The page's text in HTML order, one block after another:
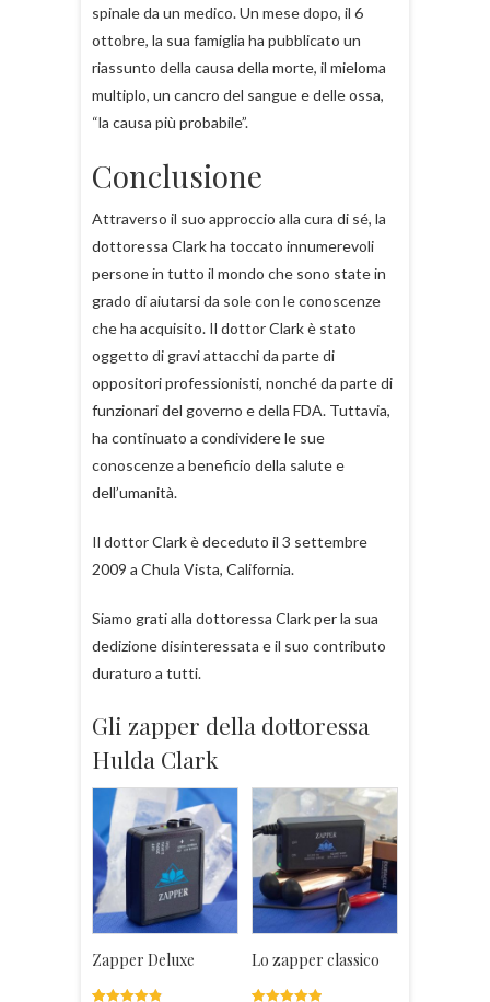
spinale da un medico. Un mese dopo, il 6
ottobre, la sua famiglia ha pubblicato un
riassunto della causa della morte, il mieloma
multiplo, un cancro del sangue e delle ossa,
“la causa più probabile”.
Conclusione
Attraverso il suo approccio alla cura di sé, la
dottoressa Clark ha toccato innumerevoli
persone in tutto il mondo che sono state in
grado di aiutarsi da sole con le conoscenze
che ha acquisito. Il dottor Clark è stato
oggetto di gravi attacchi da parte di
oppositori professionisti, nonché da parte di
funzionari del governo e della FDA. Tuttavia,
ha continuato a condividere le sue
conoscenze a beneficio della salute e
dell’umanità.
Il dottor Clark è deceduto il 3 settembre
2009 a Chula Vista, California.
Siamo grati alla dottoressa Clark per la sua
dedizione disinteressata e il suo contributo
duraturo a tutti.
Gli zapper della dottoressa
Hulda Clark
Zapper Deluxe Lo zapper classico